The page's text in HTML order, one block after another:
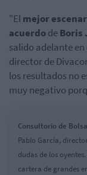
"Elmejor
acuerdodeBoris
salido adelante
director de
los resultados no
muy negativo
Consultorio de
Pablo García,
dudas de los
cartera de grandes